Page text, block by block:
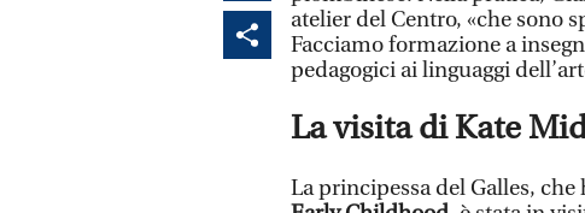
atelier del Centro, «che sono
Facciamo formazione a
pedagogici ai linguaggi
La visita di Kate
La principessa del Galles, che